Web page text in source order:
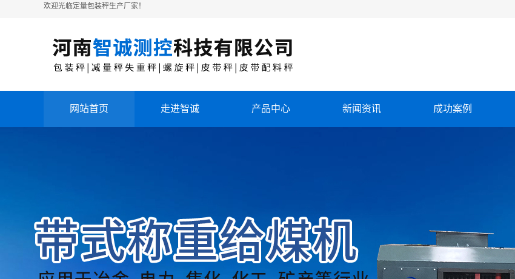
欢迎光临定量包装秤生产厂家！
网站首页 走进智诚 产品中心 新闻资讯 成功案例